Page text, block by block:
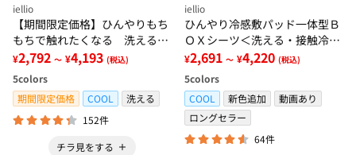
iellio
【期間限定価格】ひんやりもち
もちで触れたくなる 洗えるラ
グ＜低反発・滑りにくい・接触
冷感・防ダニ・カーペット＞
¥2,792 ～ ¥4,193 (税込)
5colors
期間限定価格
COOL
洗える
152件
チラ見をする
iellio
ひんやり冷感敷パッド一体型Ｂ
ＯＸシーツ＜洗える・接触冷
感・抗菌防臭・時短・家事楽・
ボックスシーツ・寝苦しさ対策
＞
¥2,691 ～ ¥4,220 (税込)
5colors
COOL
新色追加
動画あり
ロングセラー
64件